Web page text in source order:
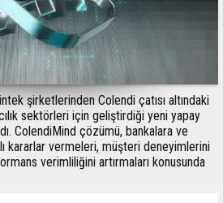
şirketlerinden Colendi çatısı altındaki
sektörleri için geliştirdiği yeni yapay
ColendiMind çözümü, bankalara ve
kararlar vermeleri, müşteri deneyimlerini
verimliliğini artırmaları konusunda